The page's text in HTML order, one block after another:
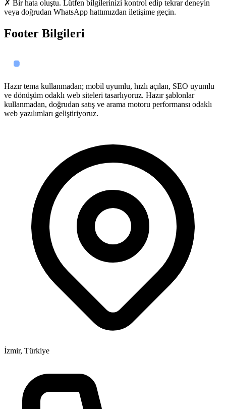
✗ Bir hata oluştu. Lütfen bilgilerinizi kontrol edip tekrar deneyin
veya doğrudan WhatsApp hattımızdan iletişime geçin.
Footer Bilgileri
Hazır tema kullanmadan; mobil uyumlu, hızlı açılan, SEO uyumlu
ve dönüşüm odaklı web siteleri tasarlıyoruz. Hazır şablonlar
kullanmadan, doğrudan satış ve arama motoru performansı odaklı
web yazılımları geliştiriyoruz.
İzmir, Türkiye